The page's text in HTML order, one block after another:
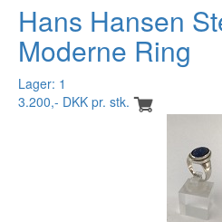
Hans Hansen
Moderne Ring
Lager: 1
3.200,- DKK pr. stk.